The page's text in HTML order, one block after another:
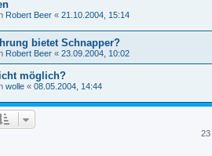
Robert Beer « 21.10.2004, 15:14
bietet Schnapper?
Robert Beer « 23.09.2004, 10:02
möglich?
wolle « 08.05.2004, 14:44
23